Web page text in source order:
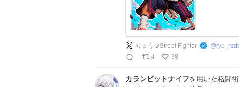
りょう＠Street Fighter @
4
38
カランビットナイフを用いた格闘